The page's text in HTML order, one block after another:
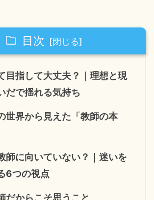
目次
目指して大丈夫？｜理想と現
だで揺れる気持ち
世界から見えた「教師の本
師に向いていない？｜迷いを
6つの視点